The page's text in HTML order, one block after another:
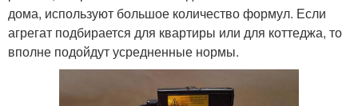
дома, используют большое количество формул. Если
агрегат подбирается для квартиры или для коттеджа, то
вполне подойдут усредненные нормы.